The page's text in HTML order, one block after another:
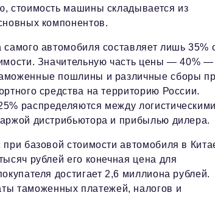
стоимость машины складывается из
компонентов.
самого автомобиля составляет лишь 35%
Значительную часть цены — 40% —
пошлины и различные сборы
средства на территорию России.
распределяются между логистическими
дистрибьютора и прибылью дилера.
базовой стоимости автомобиля в
рублей его конечная цена для
достигает 2,6 миллиона рублей.
таможенных платежей, налогов и